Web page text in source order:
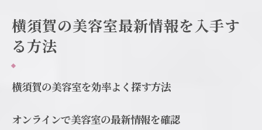
美容室予約をスムーズにするコツ
神奈川県横須賀市の美容室トレンド
最新トレンドを取り入れた美容室
美容室で得られるトレンド情報
横須賀市の新しい美容室の試み
横須賀の美容室最新情報を入手す
る方法
横須賀の美容室を効率よく探す方法
オンラインで美容室の最新情報を確認